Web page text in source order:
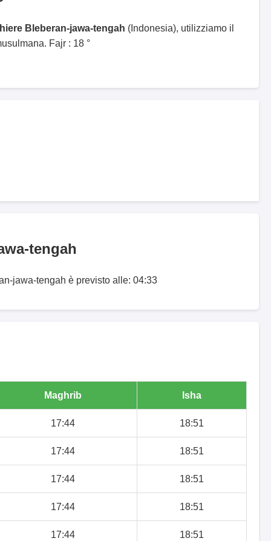
Bleberan-jawa-tengah (Indonesia), utilizziamo il
Fajr : 18 °
tengah
jawa-tengah è previsto alle: 04:33
Maghrib Isha
17:44 18:51
17:44 18:51
17:44 18:51
17:44 18:51
17:44 18:51